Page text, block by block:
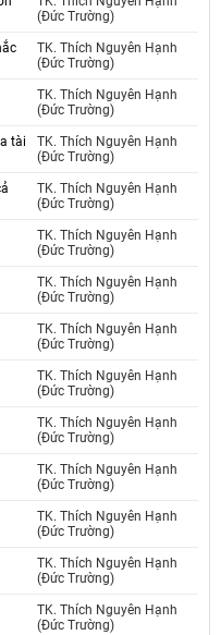
(Đức Trường)
TK. Thích Nguyên Hạnh
(Đức Trường)
TK. Thích Nguyên Hạnh
(Đức Trường)
tài
TK. Thích Nguyên Hạnh
(Đức Trường)
TK. Thích Nguyên Hạnh
(Đức Trường)
TK. Thích Nguyên Hạnh
(Đức Trường)
TK. Thích Nguyên Hạnh
(Đức Trường)
TK. Thích Nguyên Hạnh
(Đức Trường)
TK. Thích Nguyên Hạnh
(Đức Trường)
TK. Thích Nguyên Hạnh
(Đức Trường)
TK. Thích Nguyên Hạnh
(Đức Trường)
TK. Thích Nguyên Hạnh
(Đức Trường)
TK. Thích Nguyên Hạnh
(Đức Trường)
TK. Thích Nguyên Hạnh
(Đức Trường)